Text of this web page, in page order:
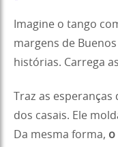
Imagine o tango
margens de
histórias. Carrega
Traz as esperanças
dos casais. Ele
Da mesma forma, o